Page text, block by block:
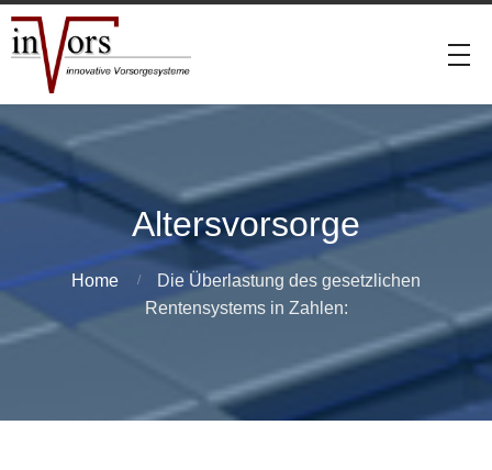
Altersvorsorge
Home
Die Überlastung des gesetzlichen
Rentensystems in Zahlen: